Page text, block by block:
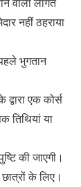
वाली लागत
नहीं ठहराया
भुगतान
एक कोर्स
तिथियां या
की जाएगी।
के लिए।